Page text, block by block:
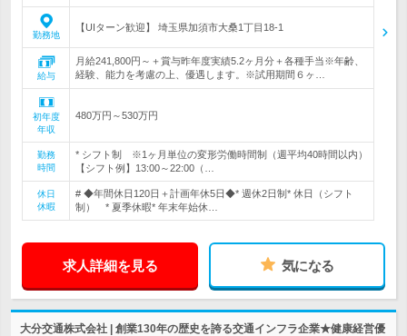
勤務地
【UIターン歓迎】 埼玉県加須市大桑1丁目18-1
給与
月給241,800円～＋賞与昨年度実績5.2ヶ月分＋各種手当※年齢、
経験、能力を考慮の上、優遇します。※試用期間６ヶ…
初年度
年収
480万円～530万円
勤務
時間
* シフト制 ※1ヶ月単位の変形労働時間制（週平均40時間以内）
【シフト例】13:00～22:00（…
休日
休暇
# ◆年間休日120日＋計画年休5日◆* 週休2日制* 休日（シフト
制） * 夏季休暇* 年末年始休…
求人詳細を見る 気になる
大分交通株式会社 | 創業130年の歴史を誇る交通インフラ企業★健康経営優